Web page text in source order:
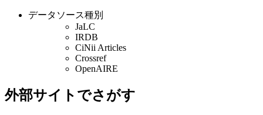
データソース種別
JaLC
IRDB
CiNii Articles
Crossref
OpenAIRE
外部サイトでさがす